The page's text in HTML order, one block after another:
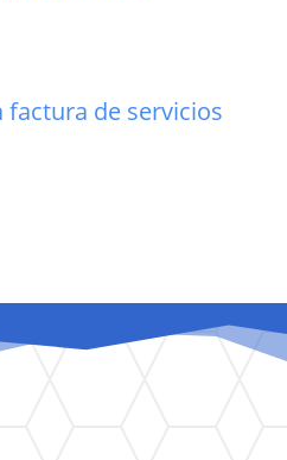
factura de servicios